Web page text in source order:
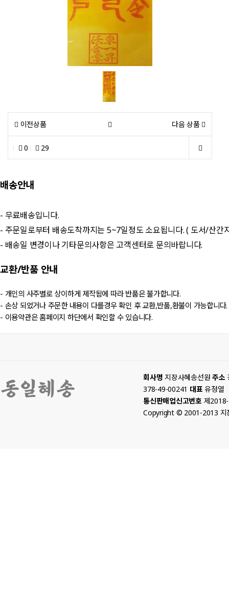
이전상품 다음 상품
0 29
배송안내
- 무료배송입니다.
- 주문일로부터 배송도착까지는 5~7일정도 소요됩니다. ( 도서/산간
- 배송일 변경이나 기타문의사항은 고객센터로 문의바랍니다.
교환/반품안내
- 개인의 사주별로 상이하게 제작됨에 따라 반품은 불가합니다.
- 손상 되었거나 주문한 내용이 다를경우 확인 후 교환,반품,환불이 가능합니다.
- 이용약관은 홈페이지 하단에서 확인할 수 있습니다.
회사명 지장사혜송선원 주소
378-49-00241 대표 유정열
통신판매업신고번호 제
Copyright © 2001-2013 지